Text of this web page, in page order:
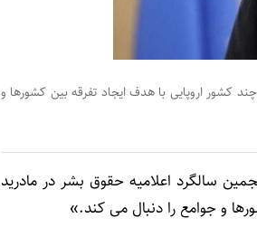
کشور اروپایی با هدف ایجاد تفرقه بین کشورها و
سالگرد اعلامیه حقوق بشر در مادرید
و جوامع را دنبال می کند.»